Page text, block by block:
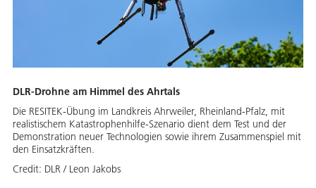
DLR-Drohne am Himmel des Ahrtals
Die RESITEK-Übung im Landkreis Ahrweiler, Rheinland-Pfalz, mit
realistischem Katastrophenhilfe-Szenario dient dem Test und der
Demonstration neuer Technologien sowie ihrem Zusammenspiel mit
den Einsatzkräften.
Credit: DLR / Leon Jakobs